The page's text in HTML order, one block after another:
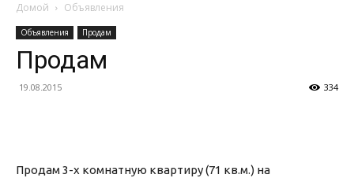
Домой Объявления
Объявления Продам
Продам
19.08.2015 334
Продам 3-х комнатную квартиру (71 кв.м.) на